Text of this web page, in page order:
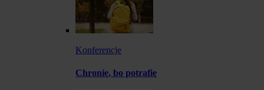
Konferencje
Chronię, bo potrafię